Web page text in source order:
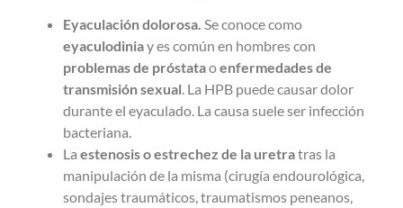
Eyaculación dolorosa. Se conoce como
eyaculodiniay es común en hombres con
problemas de próstataoenfermedades de
transmisión sexual. La HPB puede causar dolor
durante el eyaculado. La causa suele ser infección
bacteriana.
La estenosis o estrechez de la uretratras la
manipulación de la misma (cirugía endourológica,
sondajes traumáticos, traumatismos peneanos,